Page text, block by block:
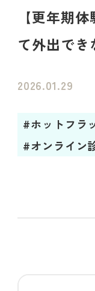
【更年期
て外出で
2026.01.29
#ホットフラ
#オンライン